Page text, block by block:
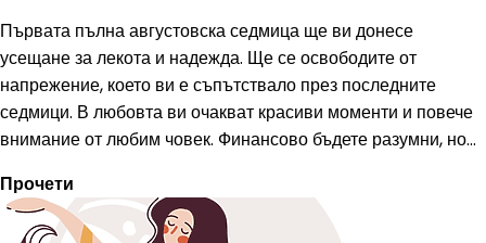
Първата пълна августовска седмица ще ви донесе
усещане за лекота и надежда. Ще се освободите от
напрежение, което ви е съпътствало през последните
седмици. В любовта ви очакват красиви моменти и повече
внимание от любим човек. Финансово бъдете разумни, но...
Прочети